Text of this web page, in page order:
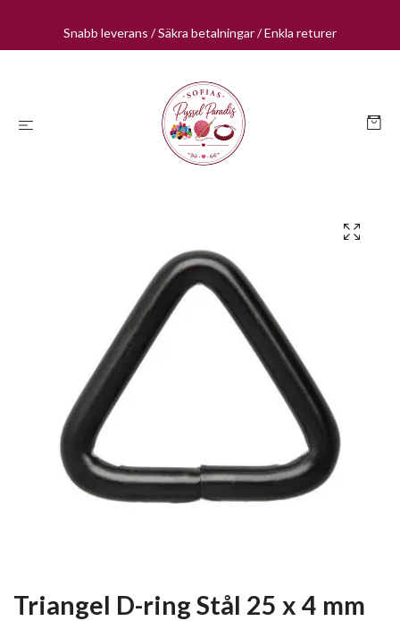
Snabb leverans / Säkra betalningar / Enkla returer
Triangel D-ring Stål 25 x 4 mm